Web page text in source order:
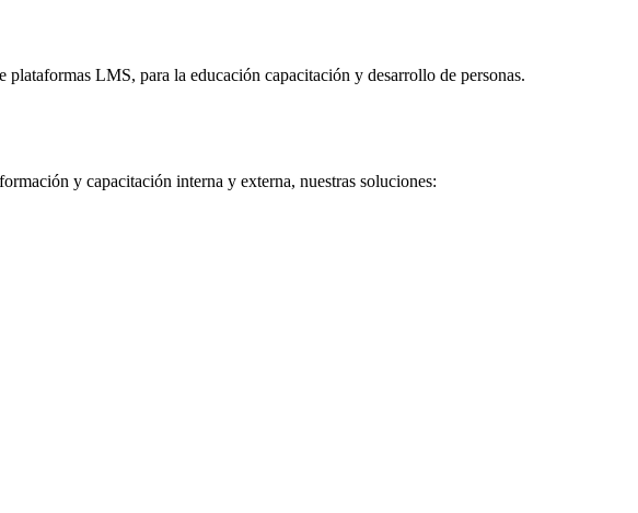
plataformas LMS, para la educación capacitación y desarrollo de personas.
y capacitación interna y externa, nuestras soluciones: